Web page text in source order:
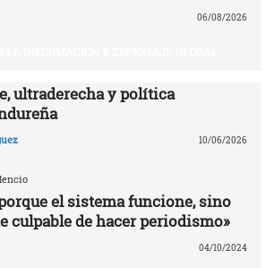
06/08/2026
ultraderecha y política
10/06/2026
el sistema funcione, sino
culpable de hacer periodismo»
04/10/2024